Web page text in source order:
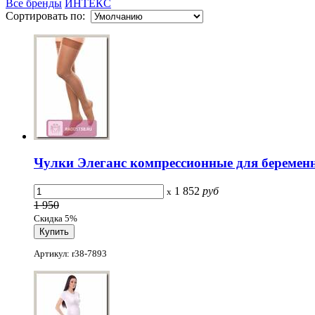
Все бренды ИНТЕКС
Сортировать по:
Чулки Элеганс компрессионные для
x 1 852 руб
1 950
Скидка 5%
Артикул: r38-7893